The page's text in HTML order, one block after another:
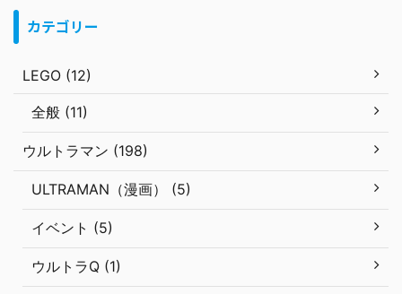
カテゴリー
LEGO (12)
全般 (11)
ウルトラマン (198)
ULTRAMAN（漫画） (5)
イベント (5)
ウルトラQ (1)